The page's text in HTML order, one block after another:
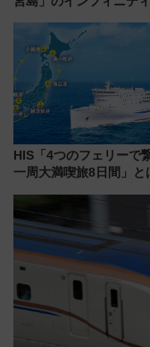
宿泊料金・アクセスは
年7月23日開業）
HIS「4つのフェリーで
一周大満喫旅8日間」と
の絶景＆限定グルメを網
雑な手続きも不要でお手
しめるプランが登場